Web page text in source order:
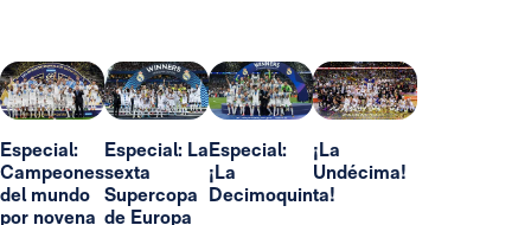
Especial:
Campeones
del mundo
por novena
Especial: La
sexta
Supercopa
de Europa
Especial:
¡La
Decimoquinta!
¡La
Undécima!